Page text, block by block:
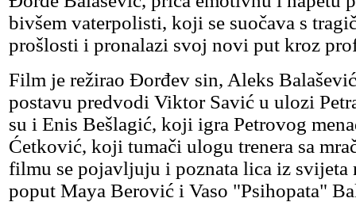
bivšem vaterpolisti, koji se suočava s
prošlosti i pronalazi svoj novi put kroz
Film je režirao Đorđev sin, Aleks
postavu predvodi Viktor Savić u ulozi
su i Enis Bešlagić, koji igra Petrovog
Ćetković, koji tumači ulogu trenera sa
filmu se pojavljuju i poznata lica iz svijeta
poput Maya Berović i Vaso "Psihopata"